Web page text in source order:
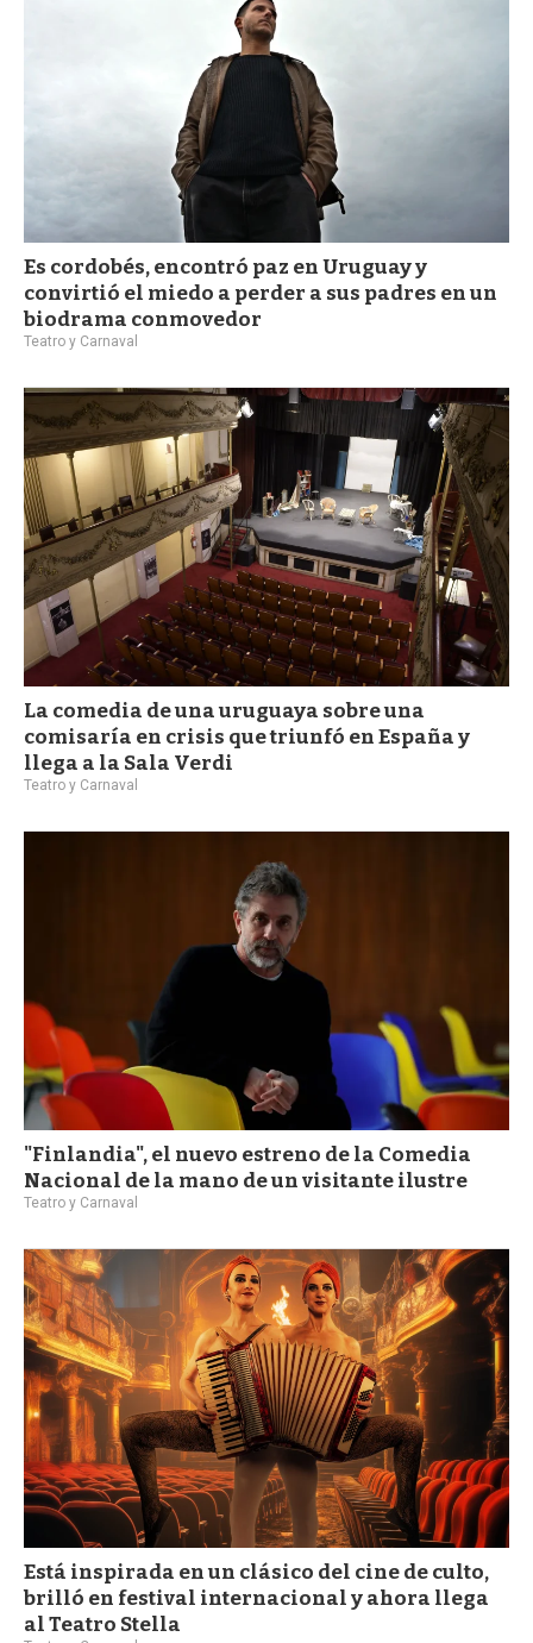
Es cordobés, encontró paz en Uruguay y
convirtió el miedo a perder a sus padres en un
biodrama conmovedor
Teatro y Carnaval
La comedia de una uruguaya sobre una
comisaría en crisis que triunfó en España y
llega a la Sala Verdi
Teatro y Carnaval
"Finlandia", el nuevo estreno de la Comedia
Nacional de la mano de un visitante ilustre
Teatro y Carnaval
Está inspirada en un clásico del cine de culto,
brilló en festival internacional y ahora llega
al Teatro Stella